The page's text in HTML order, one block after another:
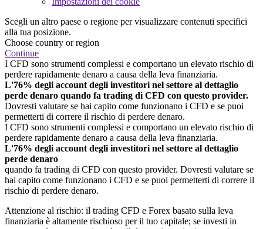
Scegli un altro paese o regione per visualizzare contenuti specifici
alla tua posizione.
Choose country or region
Continue
I CFD sono strumenti complessi e comportano un elevato rischio di
perdere rapidamente denaro a causa della leva finanziaria.
L'76% degli account degli investitori nel settore al dettaglio
perde denaro quando fa trading di CFD con questo provider.
Dovresti valutare se hai capito come funzionano i CFD e se puoi
permetterti di correre il rischio di perdere denaro.
I CFD sono strumenti complessi e comportano un elevato rischio di
perdere rapidamente denaro a causa della leva finanziaria.
L'76% degli account degli investitori nel settore al dettaglio
perde denaro
quando fa trading di CFD con questo provider. Dovresti valutare se
hai capito come funzionano i CFD e se puoi permetterti di correre il
rischio di perdere denaro.
Attenzione al rischio: il trading CFD e Forex basato sulla leva
finanziaria è altamente rischioso per il tuo capitale; se investi in